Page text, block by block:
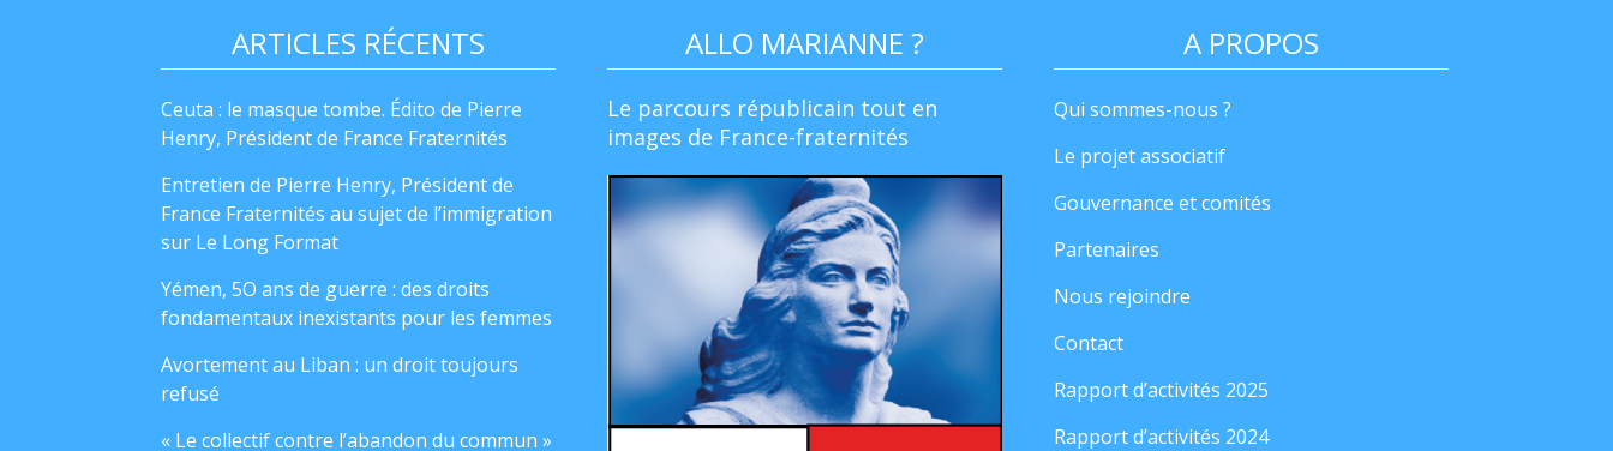
ARTICLES RÉCENTS
Ceuta : le masque tombe. Édito de Pierre
Henry, Président de France Fraternités
Entretien de Pierre Henry, Président de
France Fraternités au sujet de l’immigration
sur Le Long Format
Yémen, 5O ans de guerre : des droits
fondamentaux inexistants pour les femmes
Avortement au Liban : un droit toujours
refusé
« Le collectif contre l’abandon du commun »
ALLO MARIANNE ?
Le parcours républicain tout en
images de France-fraternités
A PROPOS
Qui sommes-nous ?
Le projet associatif
Gouvernance et comités
Partenaires
Nous rejoindre
Contact
Rapport d’activités 2025
Rapport d’activités 2024